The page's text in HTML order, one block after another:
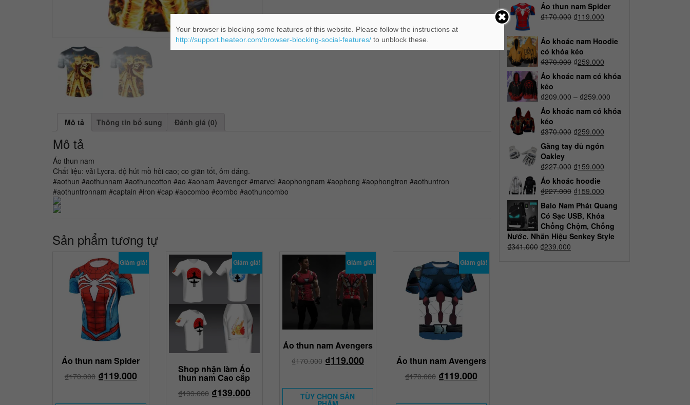
Mô tả Thông tin bổ sung Đánh giá (0)
Mô tả
Áo thun nam
Chất liệu: vải Lycra. độ hút mồ hôi cao; co giãn tốt, ôm dáng.
#aothun #aothunnam #aothuncotton #ao #aonam #avenger #marvel #aophongnam #aophong #aophongtron #aothuntron
#aothuntronnam #captain #iron #cap #aocombo #combo #aothuncombo
Sản phẩm tương tự
Giảm giá!
Áo thun nam Spider
₫170.000 ₫119.000
Giảm giá!
Shop nhận làm Áo
thun nam Cao cấp
₫199.000 ₫139.000
Giảm giá!
Áo thun nam Avengers
₫170.000 ₫119.000
TÙY CHỌN SẢN
Giảm giá!
Áo thun nam Avengers
₫170.000 ₫119.000
Áo thun nam Spider
₫170.000 ₫119.000
Áo khoác nam Hoodie
có khóa kéo
₫370.000 ₫259.000
Áo khoác nam có khóa
kéo
₫209.000 – ₫259.000
Áo khoác nam có khóa
kéo
₫370.000 ₫259.000
Găng tay đủ ngón
Oakley
₫227.000 ₫159.000
Áo khoác hoodie
₫227.000 ₫159.000
Balo Nam Phát Quang
Có Sạc USB, Khóa
Chống Chộm, Chống
Nước. Nhãn Hiệu Senkey Style
₫341.000 ₫239.000
Your browser is blocking some features of this website. Please follow the instructions at
http://support.heateor.com/browser-blocking-social-features/to unblock these.